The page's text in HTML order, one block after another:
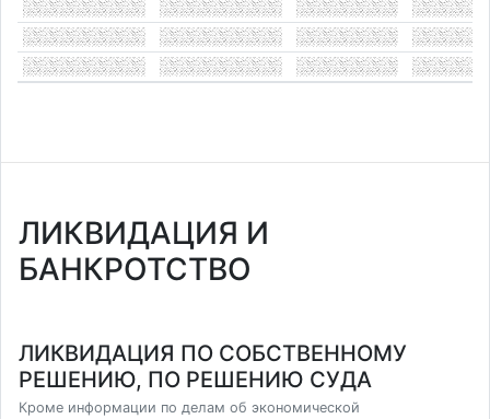
ЛИКВИДАЦИЯ И
БАНКРОТСТВО
ЛИКВИДАЦИЯ ПО СОБСТВЕННОМУ
РЕШЕНИЮ, ПО РЕШЕНИЮ СУДА
Кроме информации по делам об экономической